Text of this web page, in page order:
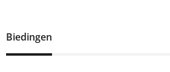
Biedingen